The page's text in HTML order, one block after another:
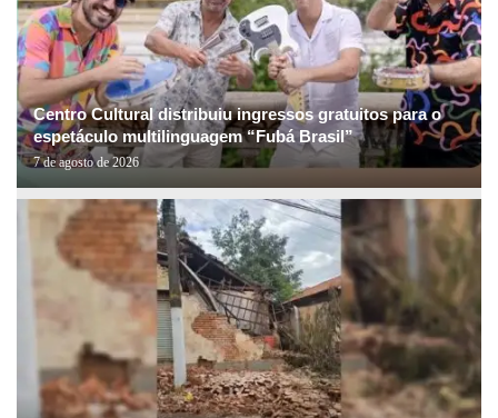
Centro Cultural distribuiu ingressos gratuitos para o
espetáculo multilinguagem “Fubá Brasil”
7 de agosto de 2026